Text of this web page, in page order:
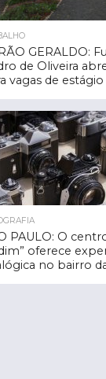
viewform?
GERALDO:
de Oliveira
vagas de estágio
PAULO: O
oferece
no bairro